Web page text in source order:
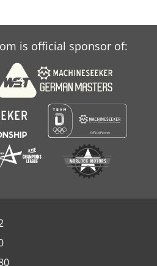
is official sponsor of: